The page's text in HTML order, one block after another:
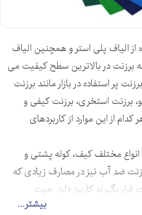
بیشتر...
از الیاف پلی استر و همچنین الیاف
برزنت در بالاترین سطح کیفیت می
پر استفاده در بازار مانند برزنت
برزنت استخری، برزنت کیفی و
از این موارد از کاربردهای
انواع مختلف کیف، کوله پشتی و
ضد آب نیز در مصارف زیادی که
قرار بگیرند کاربرد دارد. جهت
بالا از شماره های درج شده در